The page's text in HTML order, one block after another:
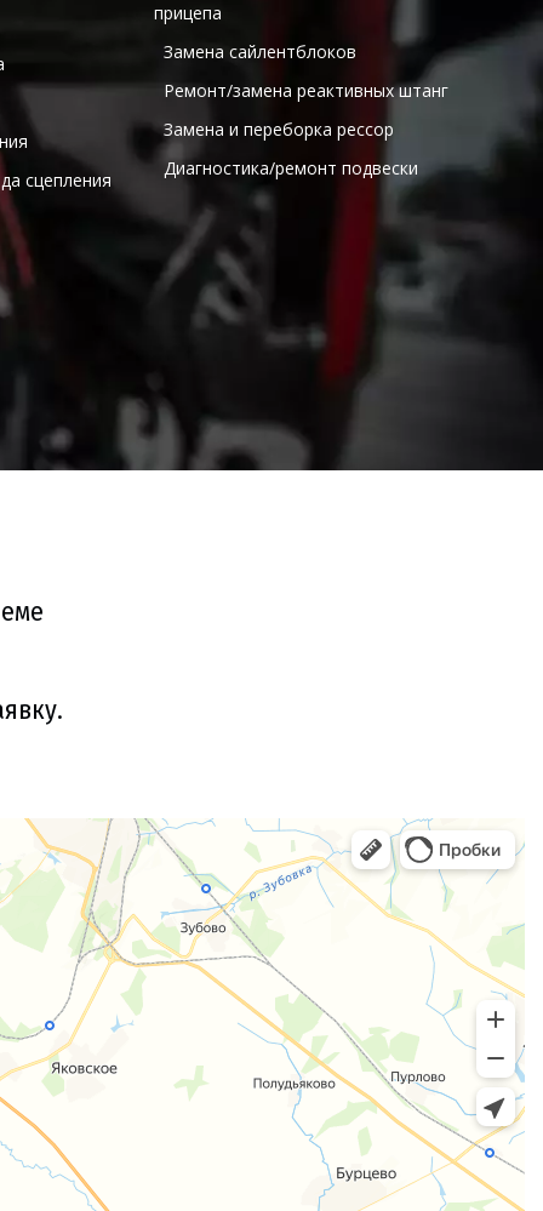
сцепления
прицепа
  Замена сайлентблоков
  Ремонт/замена реактивных штанг
  Замена и переборка рессор
  Диагностика/ремонт подвески